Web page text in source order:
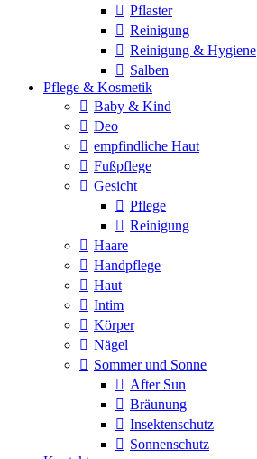
Pflaster
Reinigung
Reinigung & Hygiene
Salben
Pflege & Kosmetik
Baby & Kind
Deo
empfindliche Haut
Fußpflege
Gesicht
Pflege
Reinigung
Haare
Handpflege
Haut
Intim
Körper
Nägel
Sommer und Sonne
After Sun
Bräunung
Insektenschutz
Sonnenschutz